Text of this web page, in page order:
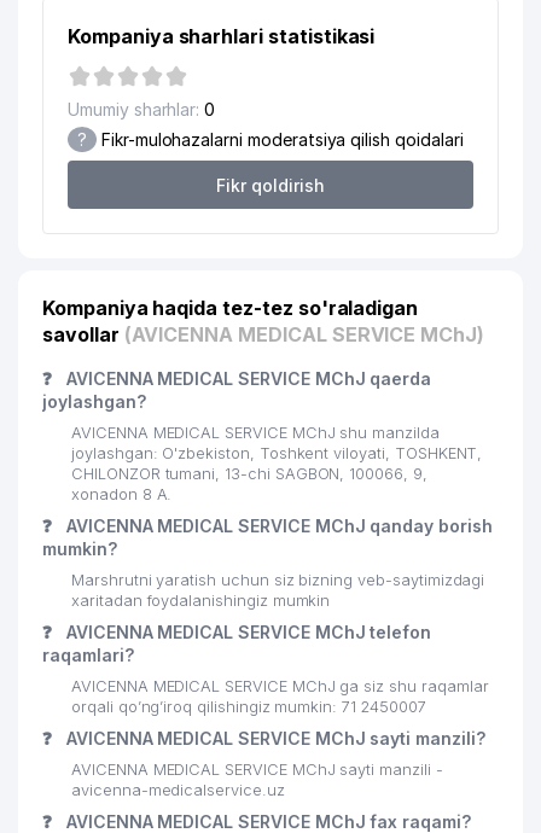
MIR SVETA MChJ
16
INTERCONCEPTS
Kompaniya sharhlari statistikasi
Umumiy sharhlar: 0
? Fikr-mulohazalarni moderatsiya qilish qoidalari
Fikr qoldirish
Kompaniya haqida tez-tez so'raladigan
savollar (AVICENNA MEDICAL SERVICE MChJ)
❓
AVICENNA MEDICAL SERVICE MChJ qaerda
joylashgan?
AVICENNA MEDICAL SERVICE MChJ shu manzilda
joylashgan: O'zbekiston, Toshkent viloyati, TOSHKENT,
CHILONZOR tumani, 13-chi SAGBON, 100066, 9,
xonadon 8 A.
❓
AVICENNA MEDICAL SERVICE MChJ qanday borish
mumkin?
Marshrutni yaratish uchun siz bizning veb-saytimizdagi
xaritadan foydalanishingiz mumkin
❓
AVICENNA MEDICAL SERVICE MChJ telefon
raqamlari?
AVICENNA MEDICAL SERVICE MChJ ga siz shu raqamlar
orqali qo’ng’iroq qilishingiz mumkin: 71 2450007
❓ AVICENNA MEDICAL SERVICE MChJ sayti manzili?
AVICENNA MEDICAL SERVICE MChJ sayti manzili -
avicenna-medicalservice.uz
❓ AVICENNA MEDICAL SERVICE MChJ fax raqami?